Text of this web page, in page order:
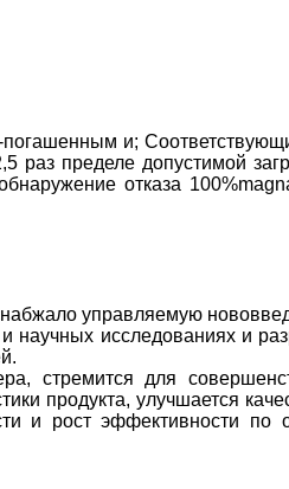
и;
раз пределе допустимой
отказа
управляемую
исследованиях и
стремится для
продукта, улучшается
и рост эффективности по